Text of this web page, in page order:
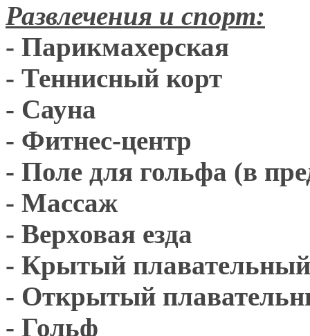
Развлечения и спорт:
- Парикмахерская
- Теннисный корт
- Сауна
- Фитнес-центр
- Поле для гольфа (в
- Массаж
- Верховая езда
- Крытый плавательный
- Открытый
- Гольф